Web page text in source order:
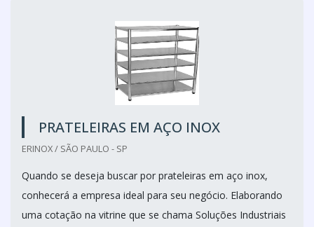
PRATELEIRAS EM AÇO INOX
ERINOX / SÃO PAULO - SP
Quando se deseja buscar por prateleiras em aço inox,
conhecerá a empresa ideal para seu negócio. Elaborando
uma cotação na vitrine que se chama Soluções Industriais